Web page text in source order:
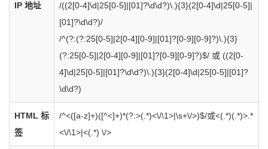
IP 地址
/((2[0-4]\d|25[0-5]|[01]?\d\d?)\.){3}(2[0-4]\d|25[0-5]|
[01]?\d\d?)/
/^(?:(?:25[0-5]|2[0-4][0-9]|[01]?[0-9][0-9]?)\.){3}
(?:25[0-5]|2[0-4][0-9]|[01]?[0-9][0-9]?)$/ 或 ((2[0-
4]\d|25[0-5]|[01]?\d\d?)\.){3}(2[0-4]\d|25[0-5]|[01]?
\d\d?)
HTML 标
签
/^<([a-z]+)([^<]+)*(?:>(.*)<\/\1>|\s+\/>)$/或<(.*)(.*)>.*
<\/\1>|<(.*) \/>